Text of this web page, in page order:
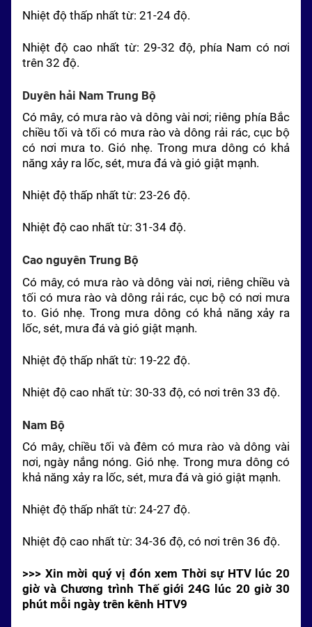
Nhiệt độ thấp nhất từ: 21-24 độ.
Nhiệt độ cao nhất từ: 29-32 độ, phía Nam có nơi
trên 32 độ.
Duyên hải Nam Trung Bộ
Có mây, có mưa rào và dông vài nơi; riêng phía Bắc
chiều tối và tối có mưa rào và dông rải rác, cục bộ
có nơi mưa to. Gió nhẹ. Trong mưa dông có khả
năng xảy ra lốc, sét, mưa đá và gió giật mạnh.
Nhiệt độ thấp nhất từ: 23-26 độ.
Nhiệt độ cao nhất từ: 31-34 độ.
Cao nguyên Trung Bộ
Có mây, có mưa rào và dông vài nơi, riêng chiều và
tối có mưa rào và dông rải rác, cục bộ có nơi mưa
to. Gió nhẹ. Trong mưa dông có khả năng xảy ra
lốc, sét, mưa đá và gió giật mạnh.
Nhiệt độ thấp nhất từ: 19-22 độ.
Nhiệt độ cao nhất từ: 30-33 độ, có nơi trên 33 độ.
Nam Bộ
Có mây, chiều tối và đêm có mưa rào và dông vài
nơi, ngày nắng nóng. Gió nhẹ. Trong mưa dông có
khả năng xảy ra lốc, sét, mưa đá và gió giật mạnh.
Nhiệt độ thấp nhất từ: 24-27 độ.
Nhiệt độ cao nhất từ: 34-36 độ, có nơi trên 36 độ.
>>> Xin mời quý vị đón xem Thời sự HTV lúc 20
giờ và Chương trình Thế giới 24G lúc 20 giờ 30
phút mỗi ngày trên kênh HTV9